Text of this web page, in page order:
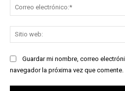
Guardar mi nombre, correo
navegador la próxima vez que comente.